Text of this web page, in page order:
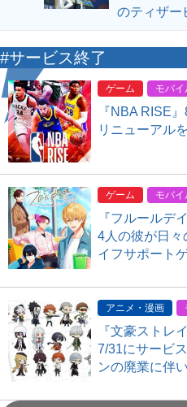
のティザー
#サービス終了
ゲーム モバイ
『NBA RISE
リニューアル
ゲーム モバイ
『フルールデ
4人の彼が日々
イフサポート
アニメ・漫画
『文豪ストレ
7/31にサービ
ンの廃業に伴い